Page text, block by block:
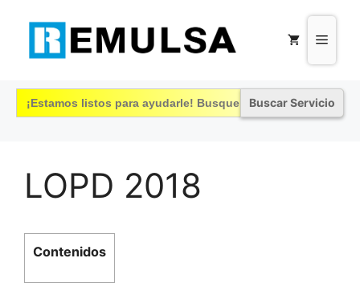
contenido
Menú
Buscar:
LOPD 2018
Contenidos